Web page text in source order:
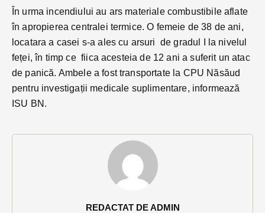
REDACTAT DE ADMIN
În urma incendiului au ars materiale combustibile aflate
în apropierea centralei termice. O femeie de 38 de ani,
locatara a casei s-a ales cu arsuri de gradul I la nivelul
feței, în timp ce fiica acesteia de 12 ani a suferit un atac
de panică. Ambele a fost transportate la CPU Năsăud
pentru investigații medicale suplimentare, informează
ISU BN.